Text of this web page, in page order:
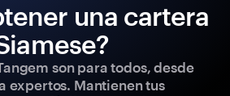
una cartera
son para todos, desde
expertos. Mantienen tus